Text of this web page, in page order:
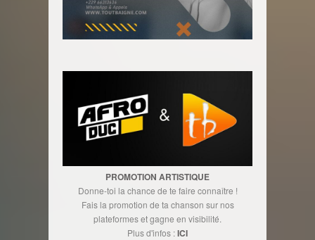
PROMOTION ARTISTIQUE
Donne-toi la chance de te faire connaître !
Fais la promotion de ta chanson sur nos
plateformes et gagne en visibilité.
Plus d'infos :ICI